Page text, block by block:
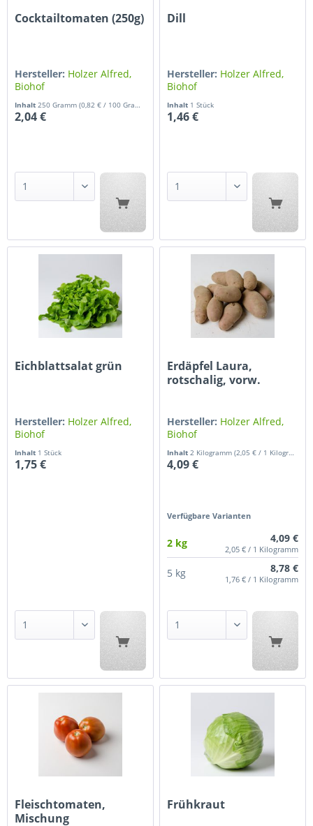
Cocktailtomaten (250g)
Hersteller: Holzer Alfred,
Biohof
Inhalt250 Gramm(0,82 € / 100 Gramm)
2,04 €
Dill
Hersteller: Holzer Alfred,
Biohof
Inhalt 1 Stück
1,46 €
Eichblattsalat grün
Hersteller: Holzer Alfred,
Biohof
Inhalt 1 Stück
1,75 €
Erdäpfel Laura,
rotschalig, vorw.
Hersteller: Holzer Alfred,
Biohof
Inhalt2 Kilogramm(2,05 € / 1 Kilogramm)
4,09 €
Verfügbare Varianten
2 kg 4,09 €
2,05 € / 1 Kilogramm
5 kg 8,78 €
1,76 € / 1 Kilogramm
Fleischtomaten,
Mischung
Frühkraut